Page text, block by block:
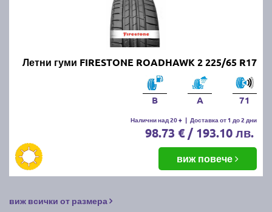
Летни гуми FIRESTONE ROADHAWK 2 225/65 R17
B A 71
Налични над 20 + | Доставка от 1 до 2 дни
98.73 € / 193.10 лв.
виж повече
виж всички от размера